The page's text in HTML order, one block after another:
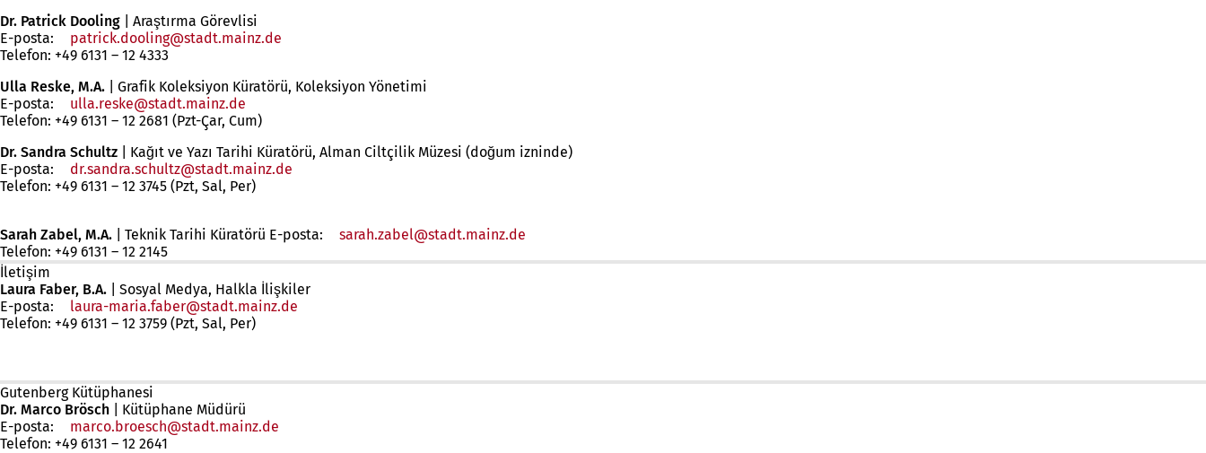
Dr. Patrick Dooling | Araştırma Görevlisi
E-posta:
patrick.dooling stadt.mainz de
Telefon: +49 6131 – 12 4333
Ulla Reske, M.A. | Grafik Koleksiyon Küratörü, Koleksiyon Yönetimi
E-posta:
ulla.reske stadt.mainz de
Telefon: +49 6131 – 12 2681 (Pzt-Çar, Cum)
Dr. Sandra Schultz | Kağıt ve Yazı Tarihi Küratörü, Alman Ciltçilik Müzesi (doğum izninde)
E-posta:
dr.sandra.schultz stadt.mainz de
Telefon: +49 6131 – 12 3745 (Pzt, Sal, Per)
Sarah Zabel, M.A. | Teknik Tarihi Küratörü E-posta: sarah.zabel stadt.mainz de
Telefon: +49 6131 – 12 2145
İletişim
Laura Faber, B.A. | Sosyal Medya, Halkla İlişkiler
E-posta:
laura-maria.faber stadt.mainz de
Telefon: +49 6131 – 12 3759 (Pzt, Sal, Per)
Gutenberg Kütüphanesi
Dr. Marco Brösch | Kütüphane Müdürü
E-posta:
marco.broesch stadt.mainz de
Telefon: +49 6131 – 12 2641